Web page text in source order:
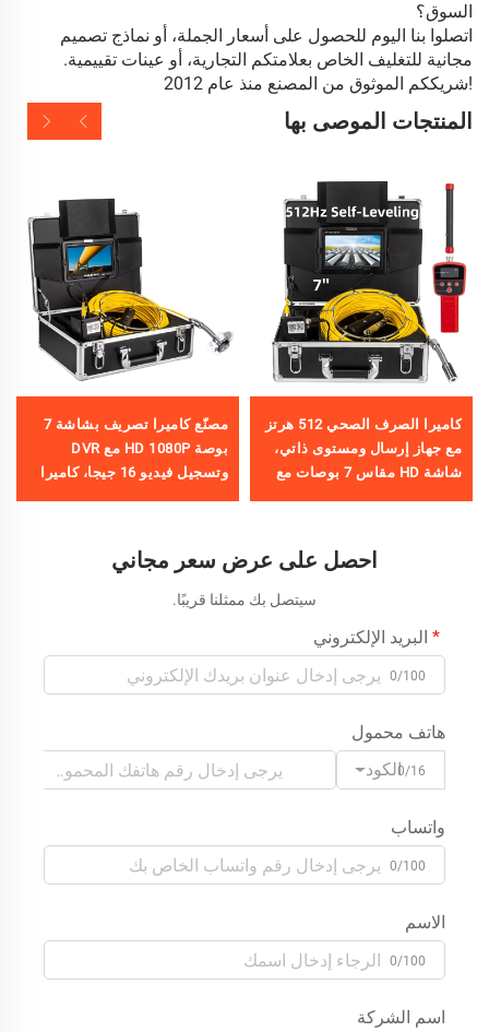
السوق؟
اتصلوا بنا اليوم للحصول على أسعار الجملة، أو نماذج تصميم
مجانية للتغليف الخاص بعلامتكم التجارية، أو عينات تقييمية.
شريككم الموثوق من المصنع منذ عام 2012!
المنتجات الموصى بها
كاميرا الصرف الصحي 512 هرتز
مع جهاز إرسال ومستوى ذاتي،
شاشة HD مقاس 7 بوصات مع
مصنّع كاميرا تصريف بشاشة 7
بوصة HD 1080P مع DVR
وتسجيل فيديو 16 جيجا، كاميرا
احصل على عرض سعر مجاني
سيتصل بك ممثلنا قريبًا.
البريد الإلكتروني
0/100
هاتف محمول
الكود0/16
واتساب
0/100
الاسم
0/100
اسم الشركة